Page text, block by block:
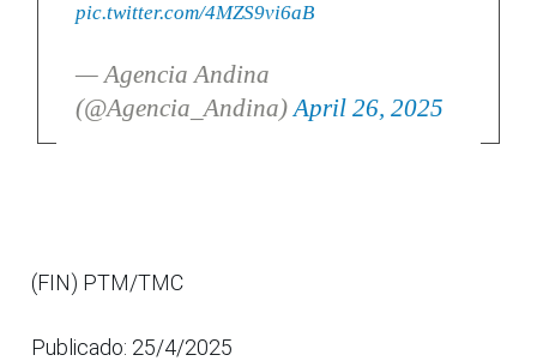
pic.twitter.com/4MZS9vi6aB
— Agencia Andina
(@Agencia_Andina)April 26, 2025
(FIN) PTM/TMC
Publicado: 25/4/2025